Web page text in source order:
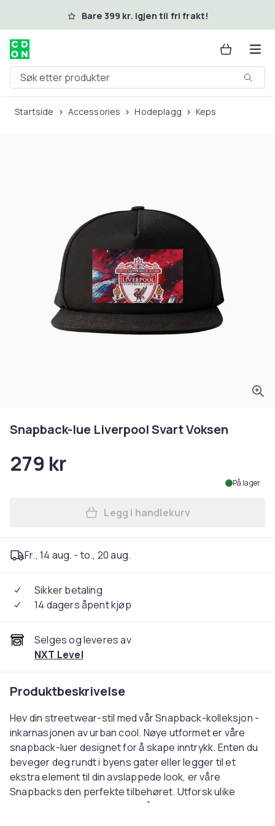
Hopp til hovedinnholdBare 399 kr. igjen til fri frakt!
Søk etter produkter
Startside Accessories Hodeplagg Keps
Snapback-lue Liverpool Svart Voksen
279 kr
På lager
Legg Snapback-lue
Legg i handlekurv
Fr., 14 aug. - to., 20 aug.
Sikker betaling
14 dagers åpent kjøp
Selges og leveres av
NXT Level
Produktbeskrivelse
Hev din streetwear-stil med vår Snapback-kolleksjon -
inkarnasjonen av urban cool. Nøye utformet er våre
snapback-luer designet for å skape inntrykk. Enten du
beveger deg rundt i byens gater eller legger til et
ekstra element til din avslappede look, er våre
Snapbacks den perfekte tilbehøret. Utforsk ulike
design, farger og detaljer for å finne Snapbacken som